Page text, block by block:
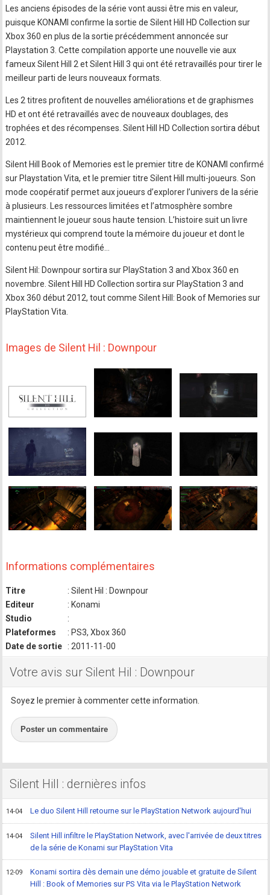
Les anciens épisodes de la série vont aussi être mis en valeur,
puisque KONAMI confirme la sortie de Silent Hill HD Collection sur
Xbox 360 en plus de la sortie précédemment annoncée sur
Playstation 3. Cette compilation apporte une nouvelle vie aux
fameux Silent Hill 2 et Silent Hill 3 qui ont été retravaillés pour tirer le
meilleur parti de leurs nouveaux formats.
Les 2 titres profitent de nouvelles améliorations et de graphismes
HD et ont été retravaillés avec de nouveaux doublages, des
trophées et des récompenses. Silent Hill HD Collection sortira début
2012.
Silent Hill Book of Memories est le premier titre de KONAMI confirmé
sur Playstation Vita, et le premier titre Silent Hill multi-joueurs. Son
mode coopératif permet aux joueurs d’explorer l’univers de la série
à plusieurs. Les ressources limitées et l’atmosphère sombre
maintiennent le joueur sous haute tension. L’histoire suit un livre
mystérieux qui comprend toute la mémoire du joueur et dont le
contenu peut être modifié…
Silent Hil: Downpour sortira sur PlayStation 3 and Xbox 360 en
novembre. Silent Hill HD Collection sortira sur PlayStation 3 and
Xbox 360 début 2012, tout comme Silent Hill: Book of Memories sur
PlayStation Vita.
Images de Silent Hil : Downpour
Informations complémentaires
Titre
: Silent Hil : Downpour
Editeur
: Konami
Studio
:
Plateformes
: PS3, Xbox 360
Date de sortie
: 2011-11-00
Votre avis sur Silent Hil : Downpour
Soyez le premier à commenter cette information.
Poster un commentaire
Silent Hill : dernières infos
14-04 Le duo Silent Hill retourne sur le PlayStation Network aujourd'hui
14-04
Silent Hill infiltre le PlayStation Network, avec l'arrivée de deux titres
de la série de Konami sur PlayStation Vita
12-09
Konami sortira dès demain une démo jouable et gratuite de Silent
Hill : Book of Memories sur PS Vita via le PlayStation Network